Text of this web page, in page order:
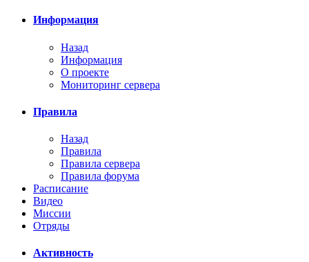
Информация
Назад
Информация
О проекте
Мониторинг сервера
Правила
Назад
Правила
Правила сервера
Правила форума
Расписание
Видео
Миссии
Отряды
Активность